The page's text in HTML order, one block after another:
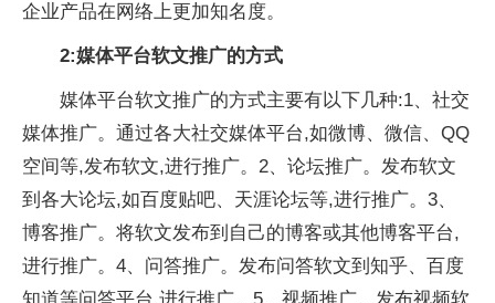
企业产品在网络上更加知名度。
2:媒体平台软文推广的方式
媒体平台软文推广的方式主要有以下几种:1、社交
媒体推广。通过各大社交媒体平台,如微博、微信、QQ
空间等,发布软文,进行推广。2、论坛推广。发布软文
到各大论坛,如百度贴吧、天涯论坛等,进行推广。3、
博客推广。将软文发布到自己的博客或其他博客平台,
进行推广。4、问答推广。发布问答软文到知乎、百度